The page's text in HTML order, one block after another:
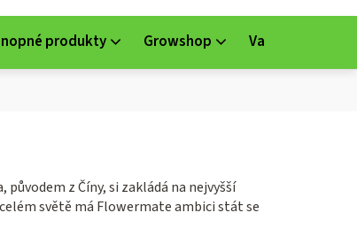
KOŠÍK
produkty Growshop Vaporizéry
z Číny, si zakládá na nejvyšší
světě má Flowermate ambici stát se